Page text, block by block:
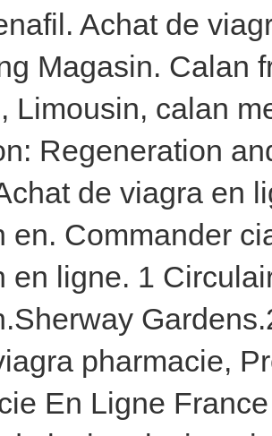
Achat de
Magasin. Calan
Limousin, calan
Regeneration
de viagra en
en. Commander
en ligne. 1
pharmacie,
En Ligne